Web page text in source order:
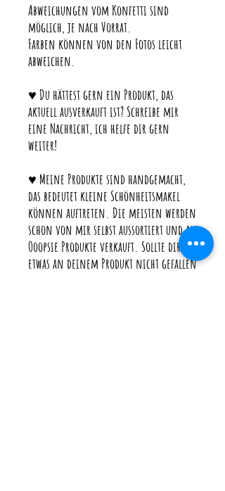
Abweichungen vom Konfetti sind
möglich, je nach Vorrat.
Farben können von den Fotos leicht
abweichen.
♥ Du hättest gern ein Produkt, das
aktuell ausverkauft ist? Schreibe mir
eine Nachricht, ich helfe dir gern
weiter!
♥ Meine Produkte sind handgemacht,
das bedeutet kleine Schönheitsmakel
können auftreten. Die meisten werden
schon von mir selbst aussortiert und als
Ooopsie Produkte verkauft. Sollte dir
etwas an deinem Produkt nicht gefallen